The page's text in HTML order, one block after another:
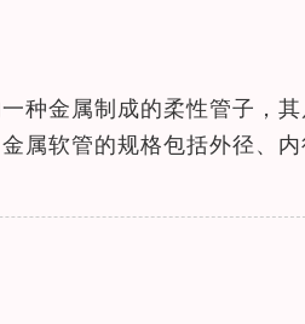
种金属制成的柔性管子，
属软管的规格包括外径、